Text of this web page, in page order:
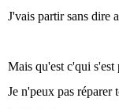
J'vais partir sans dire
Mais qu'est c'qui s'est
Je n'peux pas réparer